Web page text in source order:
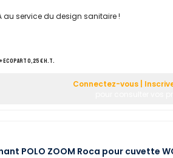
au service du design sanitaire !
+ ecopart 0,25 € H.T.
Connectez-vous |
POLO ZOOM Roca pour cuvette